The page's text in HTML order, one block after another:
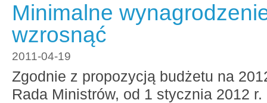
Minimalne
wzrosnąć
2011-04-19
Zgodnie z propozycją budżetu na
Rada Ministrów, od 1 stycznia 2012 r.